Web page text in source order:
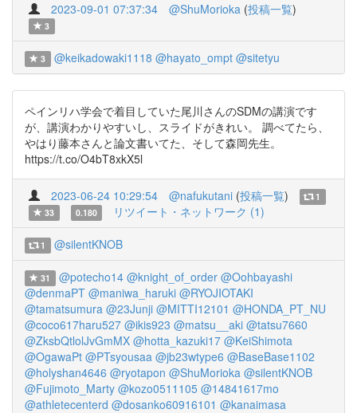
2023-09-01 07:37:34 @ShuMorioka (投稿一覧)
3
3 @keikadowaki1118 @hayato_ompt @sitetyu
ペインリハ学会で着目していた尾川さんのSDMの講演です
が、講演わかりやすいし、スライドがきれい。 調べてたら、
やはり藤本さんと論文書いてた、そして森岡先生。
https://t.co/O4bT8xkX5l
2023-06-24 10:29:54 @nafukutani (投稿一覧)
1
33
0.180 リツイート・ネットワーク (1)
1 @silentKNOB
31 @potecho14 @knight_of_order @Oohbayashi
@denmaPT @maniwa_haruki @RYOJIOTAKI
@tamatsumura @23Junji @MITTI12101 @HONDA_PT_NU
@coco617haru527 @ikis923 @matsu__aki @tatsu7660
@ZksbQtlolJvGmMX @hotta_kazuki17 @KeiShimota
@OgawaPt @PTsyousaa @jb23wtype6 @BaseBase1102
@holyshan4646 @ryotapon @ShuMorioka @silentKNOB
@Fujimoto_Marty @kozo0511105 @14841617mo
@athletecenterd @dosanko60916101 @kanaimasa